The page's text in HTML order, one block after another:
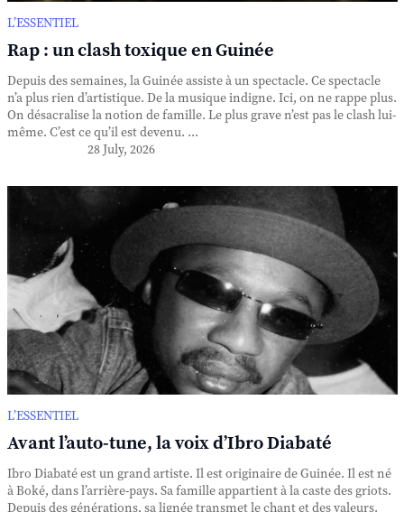
L’ESSENTIEL
Rap : un clash toxique en Guinée
Depuis des semaines, la Guinée assiste à un spectacle. Ce spectacle
n’a plus rien d’artistique. De la musique indigne. Ici, on ne rappe plus.
On désacralise la notion de famille. Le plus grave n’est pas le clash lui-
même. C’est ce qu’il est devenu. ...
28 July, 2026
L’ESSENTIEL
Avant l’auto-tune, la voix d’Ibro Diabaté
Ibro Diabaté est un grand artiste. Il est originaire de Guinée. Il est né
à Boké, dans l’arrière-pays. Sa famille appartient à la caste des griots.
Depuis des générations, sa lignée transmet le chant et des valeurs.